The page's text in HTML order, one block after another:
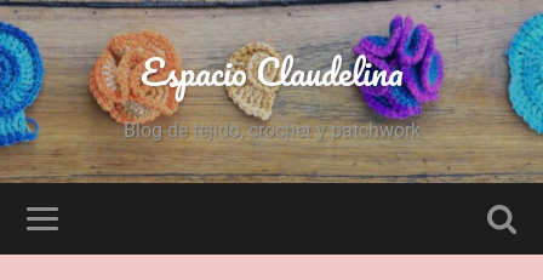
Espacio Claudelina
Blog de tejido, crochet y patchwork